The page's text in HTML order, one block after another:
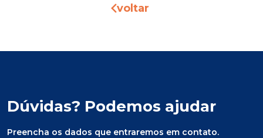
voltar
Dúvidas? Podemos ajudar
Preencha os dados que entraremos em contato.